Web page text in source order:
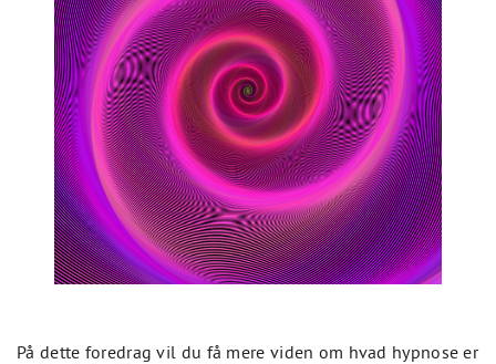
På dette foredrag vil du få mere viden om hvad hypnose er